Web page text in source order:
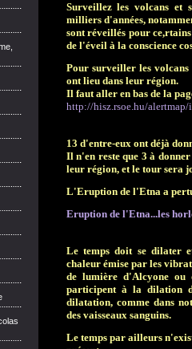
Surveillez les volcans et
milliers d'années,
sont réveillés pour
de l'éveil à la conscience
Pour surveiller les volcans
ont lieu dans leur région.
Il faut aller en bas de la
http://hisz.rsoe.hu/alertmap/
13 d'entre-eux ont déjà
Il n'en reste que 3 à
leur région, et le tour sera
L'Eruption de l'Etna a
Eruption de l'Etna...les
Le temps doit se dilater
chaleur émise par les
de lumière d'Alcyone ou
participent à la dilation
dilatation, comme dans
des vaisseaux sanguins.
Le temps par ailleurs